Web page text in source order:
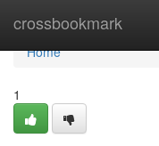
crossbookmark
Home
Home
1